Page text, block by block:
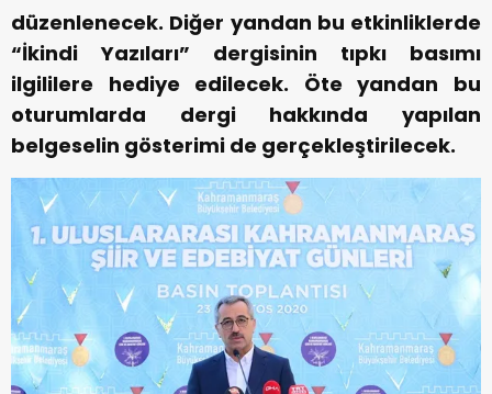
düzenlenecek. Diğer yandan bu etkinliklerde
“İkindi Yazıları” dergisinin tıpkı basımı
ilgililere hediye edilecek. Öte yandan bu
oturumlarda dergi hakkında yapılan
belgeselin gösterimi de gerçekleştirilecek.